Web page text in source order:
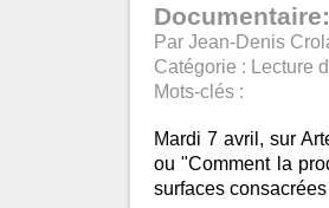
Par Jean-Denis
Catégorie : Lecture
Mots-clés :
Mardi 7 avril, sur
ou "Comment la
surfaces